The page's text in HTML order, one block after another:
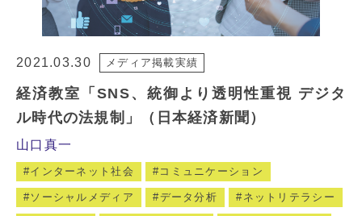
2021.03.30 メディア掲載実績
経済教室「SNS、統御より透明性重視 デジタ
ル時代の法規制」（日本経済新聞）
山口真一
インターネット社会 コミュニケーション
ソーシャルメディア データ分析 ネットリテラシー